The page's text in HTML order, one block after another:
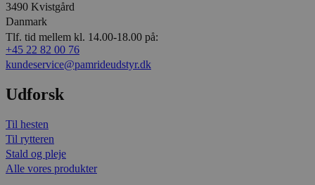
3490 Kvistgård
Danmark
Tlf. tid mellem kl. 14.00-18.00 på:
+45 22 82 00 76
kundeservice@pamrideudstyr.dk
Udforsk
Til hesten
Til rytteren
Stald og pleje
Alle vores produkter